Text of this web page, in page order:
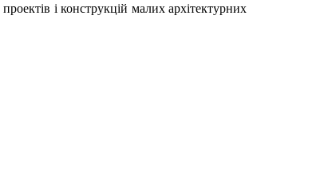
і конструкцій малих архітектурних